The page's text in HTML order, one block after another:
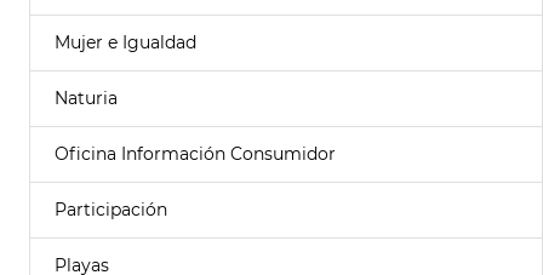
Mujer e Igualdad
Naturia
Oficina Información Consumidor
Participación
Playas